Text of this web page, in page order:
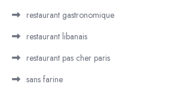
restaurant gastronomique
restaurant libanais
restaurant pas cher paris
sans farine